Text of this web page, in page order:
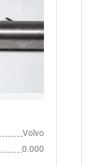
Volvo
0.000